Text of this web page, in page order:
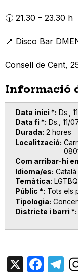
🕤 21.30 – 23.30 h
📍 Disco Bar
Consell de Cent,
Informació
Data inici * Ds.,
Data fi * Ds., 11/
Durada 2 hores
Localització
Com arribar-hi
Idioma/es Català
Temàtica
Públic * Tots els
Tipologia
Districte i barri *
X